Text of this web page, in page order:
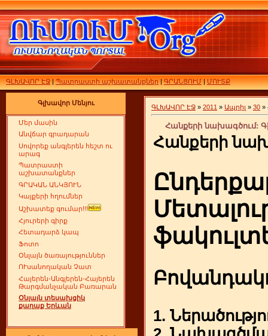
ԳԼԽԱՎՈՐ ԷՋ|Պատրաստի աշխատանքներ|ԳՐԱՆՑՈՒՄ|ՄՈՒՏՔ
Գլխավոր Մենյու
Մեր մասին
Անվճար գրադարան
Սովորեք անգլերեն հեշտ ու
արագ
Պատրաստի
աշխատանքներ
ԳՐԱԿԱՆ ԱՆԿՅՈՒՆ
Կայքերի հղումներ
Աշխատեք գումար!!!
Հյուրերի գիրք
Հետադարձ կապ
Ֆոտո
Օնլայն ծառայություններ
ՈՒսանողական Չատ
Հայերեն-Անգլերեն-Հայերեն
Թարգմանչական Բառարան
Օնլայն տեսախցիկ
քաղաք Երևան
ԳԼԽԱՎՈՐ ԷՋ » 2011 » Ապրիլ » 30 »
Հանքերի նախագծում:
Հանքերի
1.